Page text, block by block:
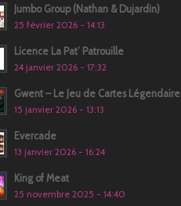
Jumbo Group (Nathan & Dujardin)
25 février 2026 - 14:13
Licence La Pat’ Patrouille
24 janvier 2026 - 17:32
Gwent – Le Jeu de Cartes Légendaire
15 janvier 2026 - 13:13
Evercade
13 janvier 2026 - 16:24
King of Meat
25 novembre 2025 - 14:40